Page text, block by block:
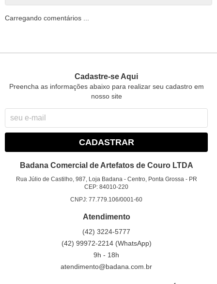
Carregando comentários ...
Cadastre-se Aqui
Preencha as informações abaixo para realizar seu cadastro em
nosso site
CADASTRAR
Badana Comercial de Artefatos de Couro LTDA
Rua Júlio de Castilho, 987, Loja Badana- Centro, Ponta Grossa- PR
CEP: 84010-220
CNPJ: 77.779.106/0001-60
Atendimento
(42) 3224-5777
(42) 99972-2214 (WhatsApp)
9h - 18h
atendimento@badana.com.br